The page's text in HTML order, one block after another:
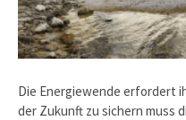
Die Energiewende erfordert
der Zukunft zu sichern muss